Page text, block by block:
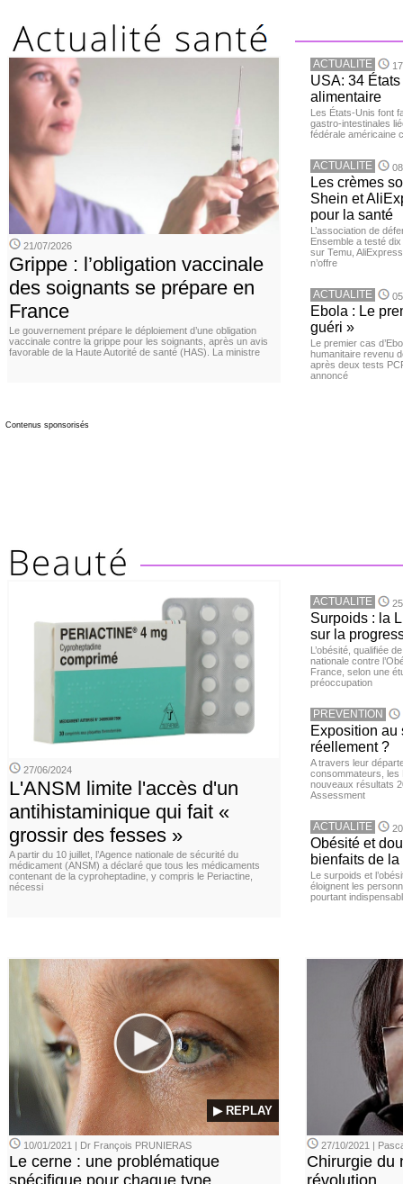
21/07/2026
Grippe : l’obligation vaccinale
des soignants se prépare en
France
Le gouvernement prépare le déploiement d’une obligation
vaccinale contre la grippe pour les soignants, après un avis
favorable de la Haute Autorité de santé (HAS). La ministre
ACTUALITE
USA: 34
alimentaire
Les États-Unis font
gastro-intestinales
fédérale américaine
ACTUALITE
Les crèmes
Shein et
pour la santé
L’association de
Ensemble a testé
sur Temu,
n’offre
ACTUALITE
Ebola : Le
guéri »
Le premier cas
humanitaire revenu
après deux tests
annoncé
Contenus sponsorisés
27/06/2024
L'ANSM limite l'accès d'un
antihistaminique qui fait «
grossir des fesses »
A partir du 10 juillet, l’Agence nationale de sécurité du
médicament (ANSM) a déclaré que tous les médicaments
contenant de la cyproheptadine, y compris le Periactine,
nécessi
ACTUALITE
Surpoids : la
sur la
L’obésité, qualifiée
nationale contre
France, selon une
préoccupation
PREVENTION
Exposition au
réellement ?
A travers leur
consommateurs, les
nouveaux résultats
Assessment
ACTUALITE
Obésité et
bienfaits de
Le surpoids et
éloignent les
pourtant
▶ REPLAY
10/01/2021 | Dr François PRUNIERAS
Le cerne : une problématique
spécifique pour chaque type
27/10/2021 |
Chirurgie du
révolution